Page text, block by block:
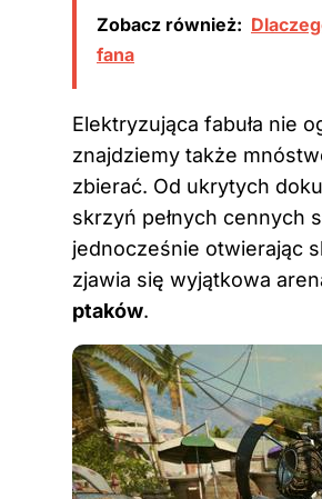
Zobacz również:
fana
Elektryzująca fabuła nie
znajdziemy także
zbierać. Od ukrytych
skrzyń pełnych cennych
jednocześnie otwierając
zjawia się wyjątkowa
ptaków.